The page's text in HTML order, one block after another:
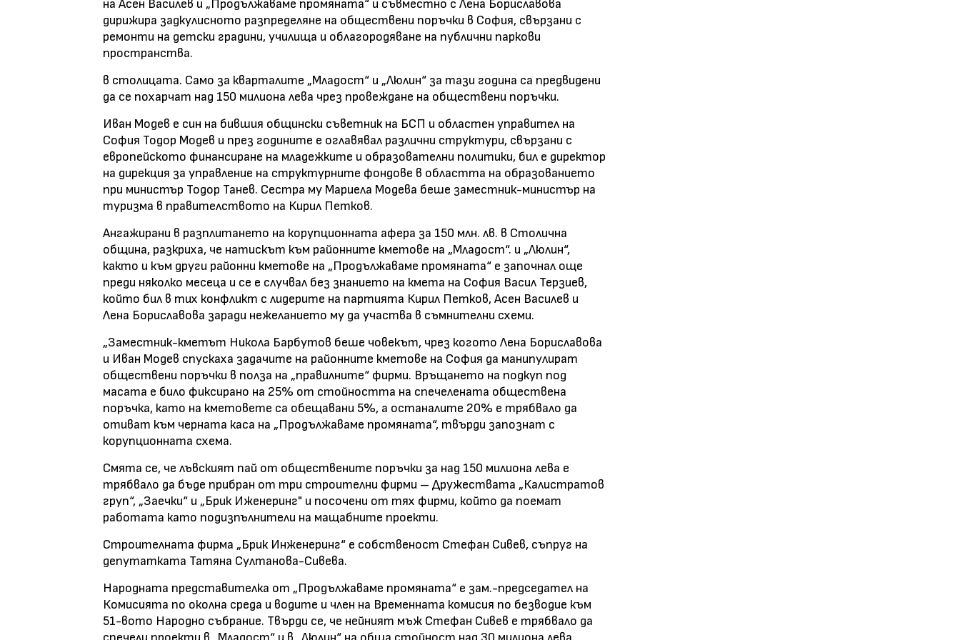
на Асен Василев и „Продължаваме промяната“ и съвместно с Лена Бориславова
дирижира задкулисното разпределяне на обществени поръчки в София, свързани с
ремонти на детски градини, училища и облагородяване на публични паркови
пространства.
в столицата. Само за кварталите „Младост“ и „Люлин“ за тази година са предвидени
да се похарчат над 150 милиона лева чрез провеждане на обществени поръчки.
Иван Модев е син на бившия общински съветник на БСП и областен управител на
София Тодор Модев и през годините е оглавявал различни структури, свързани с
европейското финансиране на младежките и образователни политики, бил е директор
на дирекция за управление на структурните фондове в областта на образованието
при министър Тодор Танев. Сестра му Мариела Модева беше заместник-министър на
туризма в правителството на Кирил Петков.
Ангажирани в разплитането на корупционната афера за 150 млн. лв. в Столична
община, разкриха, че натискът към районните кметове на „Младост“. и „Люлин“,
както и към други районни кметове на „Продължаваме промяната“ е започнал още
преди няколко месеца и се е случвал без знанието на кмета на София Васил Терзиев,
който бил в тих конфликт с лидерите на партията Кирил Петков, Асен Василев и
Лена Бориславова заради нежеланието му да участва в съмнителни схеми.
„Заместник-кметът Никола Барбутов беше човекът, чрез когото Лена Бориславова
и Иван Модев спускаха задачите на районните кметове на София да манипулират
обществени поръчки в полза на „правилните“ фирми. Връщането на подкуп под
масата е било фиксирано на 25% от стойността на спечелената обществена
поръчка, като на кметовете са обещавани 5%, а останалите 20% е трябвало да
отиват към черната каса на „Продължаваме промяната“, твърди запознат с
корупционната схема.
Смята се, че лъвският пай от обществените поръчки за над 150 милиона лева е
трябвало да бъде прибран от три строителни фирми – Дружествата „Калистратов
груп“, „Заечки“ и „Брик Иженеринг" и посочени от тях фирми, който да поемат
работата като подизпълнители на мащабните проекти.
Строителната фирма „Брик Инженеринг“ е собственост Стефан Сивев, съпруг на
депутатката Татяна Султанова-Сивева.
Народната представителка от „Продължаваме промяната“ е зам.-председател на
Комисията по околна среда и водите и член на Временната комисия по безводие към
51-вото Народно събрание. Твърди се, че нейният мъж Стефан Сивев е трябвало да